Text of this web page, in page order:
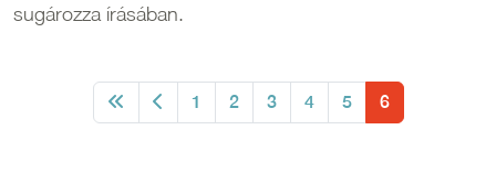
sugározza írásában.
Oldalszámozás Oldal
1 Oldal
2 Oldal
3 Oldal
4 Oldal
5 Oldal
6